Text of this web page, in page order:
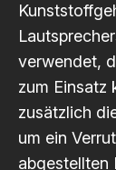
verwendet,
zum Einsatz
zusätzlich
um ein
abgestellten